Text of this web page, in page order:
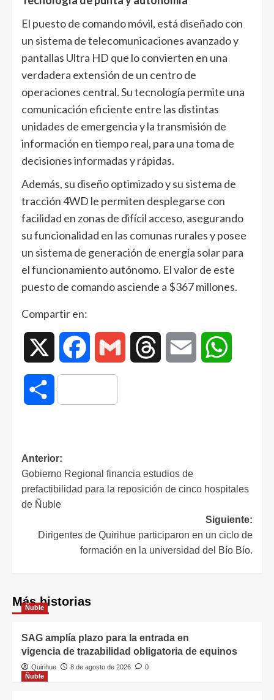
El puesto de comando móvil, está diseñado con
un sistema de telecomunicaciones avanzado y
pantallas Ultra HD que lo convierten en una
verdadera extensión de un centro de
operaciones central. Su tecnología permite una
comunicación eficiente entre las distintas
unidades de emergencia y la transmisión de
información en tiempo real, para una toma de
decisiones informadas y rápidas.
Además, su diseño optimizado y su sistema de
tracción 4WD le permiten desplegarse con
facilidad en zonas de difícil acceso, asegurando
su funcionalidad en las comunas rurales y posee
un sistema de generación de energía solar para
el funcionamiento autónomo. El valor de este
puesto de comando asciende a $367 millones.
Compartir en:
Facebook Gmail Threads Email
Compartir
Anterior:
Gobierno Regional financia estudios de
prefactibilidad para la reposición de cinco hospitales
de Ñuble
Siguiente:
Dirigentes de Quirihue participaron en un ciclo de
formación en la universidad del Bío Bío.
Más historias
Ñuble
SAG amplía plazo para la entrada en
vigencia de trazabilidad obligatoria de equinos
Quirihue 8 de agosto de 2026
0
Ñuble